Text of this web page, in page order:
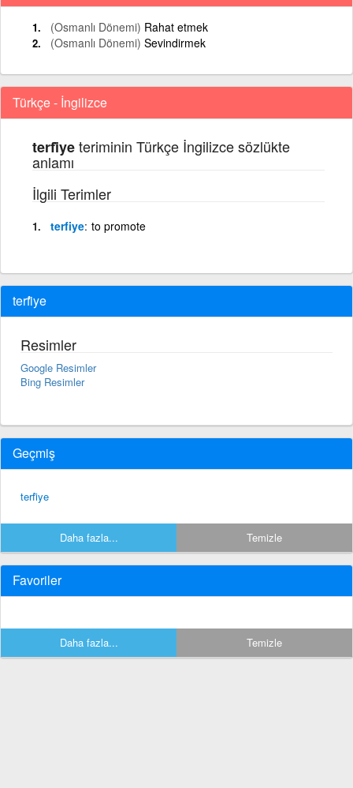
(Osmanlı Dönemi) Rahat etmek
(Osmanlı Dönemi) Sevindirmek
Türkçe - İngilizce
terfi̇yeteriminin Türkçe İngilizce sözlükte
anlamı
İlgili Terimler
terfiye to promote
terfi̇ye
Resimler
Google Resimler
Bing Resimler
Geçmiş
terfi̇ye
Daha fazla... Temizle
Favoriler
Daha fazla... Temizle